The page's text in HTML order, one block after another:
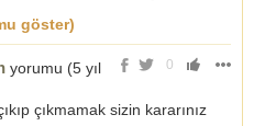
göster)
0
yorumu (5 yıl
çıkmamak sizin kararınız